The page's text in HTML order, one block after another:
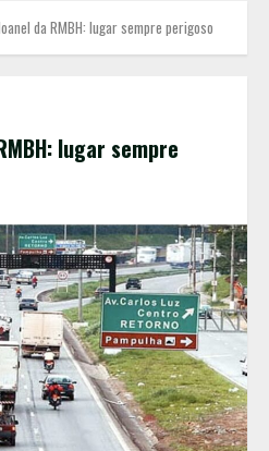
da RMBH: lugar sempre perigoso
lugar sempre